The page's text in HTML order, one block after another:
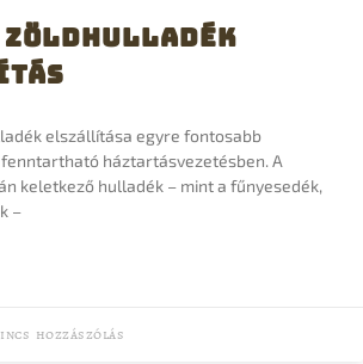
elszállítása egyre fontosabb
háztartásvezetésben. A
keletkező hulladék – mint a fűnyesedék,
–
hozzászólás